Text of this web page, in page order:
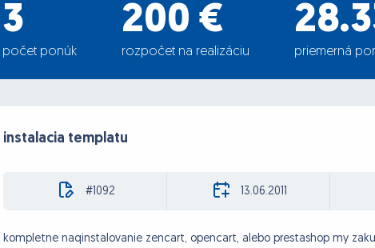
3
počet ponúk
200 €
rozpočet na realizáciu priemerná
instalacia templatu
#1092 13.06.2011
kompletne naqinstalovanie zencart, opencart, alebo prestashop my